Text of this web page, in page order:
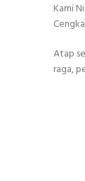
Kami
Atap
raga,